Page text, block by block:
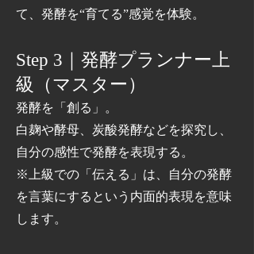
て、発酵を“育てる”感覚を体験。
Step 3｜発酵プランナー上
級（マスター）
発酵を「創る」。
白麹や酵母、炭酸発酵などを探究し、
自分の感性で発酵を表現する。
※上級での「伝える」は、自分の発酵
を言葉にするという内面的表現を意味
します。